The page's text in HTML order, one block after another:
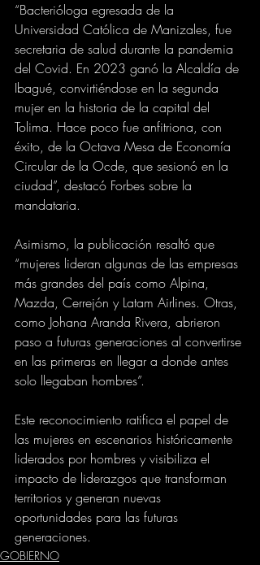
“Bacterióloga egresada de la
Universidad Católica de Manizales, fue
secretaria de salud durante la pandemia
del Covid. En 2023 ganó la Alcaldía de
Ibagué, convirtiéndose en la segunda
mujer en la historia de la capital del
Tolima. Hace poco fue anfitriona, con
éxito, de la Octava Mesa de Economía
Circular de la Ocde, que sesionó en la
ciudad”, destacó Forbes sobre la
mandataria.
Asimismo, la publicación resaltó que
“mujeres lideran algunas de las empresas
más grandes del país como Alpina,
Mazda, Cerrejón y Latam Airlines. Otras,
como Johana Aranda Rivera, abrieron
paso a futuras generaciones al convertirse
en las primeras en llegar a donde antes
solo llegaban hombres”.
Este reconocimiento ratifica el papel de
las mujeres en escenarios históricamente
liderados por hombres y visibiliza el
impacto de liderazgos que transforman
territorios y generan nuevas
oportunidades para las futuras
generaciones.
GOBIERNO